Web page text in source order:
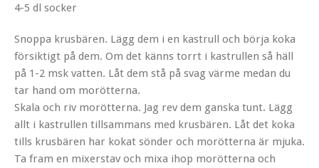
4-5 dl socker
Snoppa krusbären. Lägg dem i en kastrull och börja koka
försiktigt på dem. Om det känns torrt i kastrullen så häll
på 1-2 msk vatten. Låt dem stå på svag värme medan du
tar hand om morötterna.
Skala och riv morötterna. Jag rev dem ganska tunt. Lägg
allt i kastrullen tillsammans med krusbären. Låt det koka
tills krusbären har kokat sönder och morötterna är mjuka.
Ta fram en mixerstav och mixa ihop morötterna och